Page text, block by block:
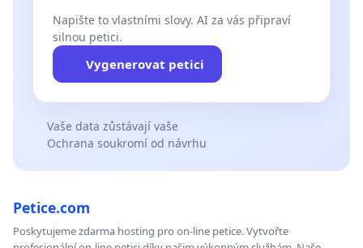
Napište to vlastními slovy. AI za vás připraví
silnou petici.
Vygenerovat petici
Vaše data zůstávají vaše
Ochrana soukromí od návrhu
Petice.com
Poskytujeme zdarma hosting pro on-line petice. Vytvořte